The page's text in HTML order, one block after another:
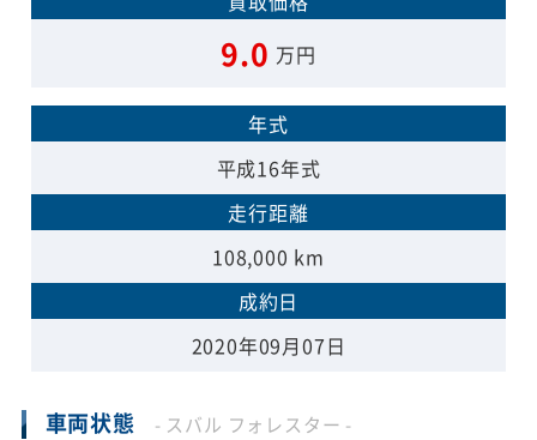
9.0 万円
年式
平成16年式
走行距離
108,000 km
成約日
2020年09月07日
車両状態 - スバル フォレスター -